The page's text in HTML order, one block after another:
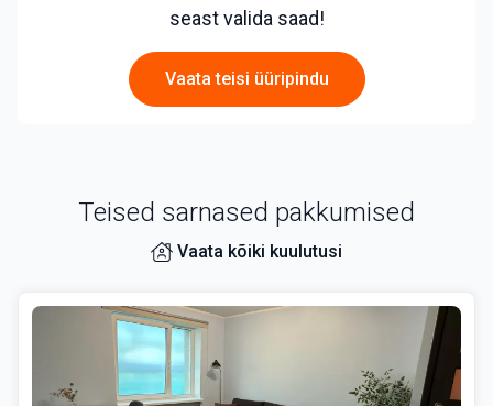
seast valida saad!
Vaata teisi üüripindu
Teised sarnased pakkumised
Vaata kõiki kuulutusi